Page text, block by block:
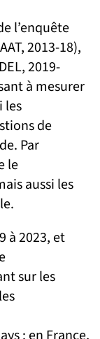
l’enquête
2013-18),
2019-
à mesurer
les
de
Par
le
aussi les
à 2023, et
sur les